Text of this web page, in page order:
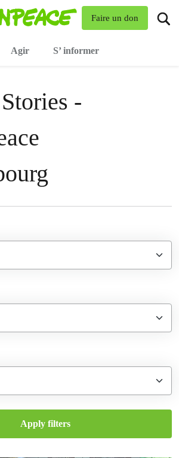
Faire un don
Agir S’ informer
-
Apply filters